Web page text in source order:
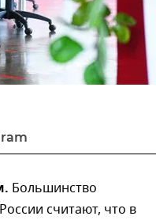
Большинство
считают, что в